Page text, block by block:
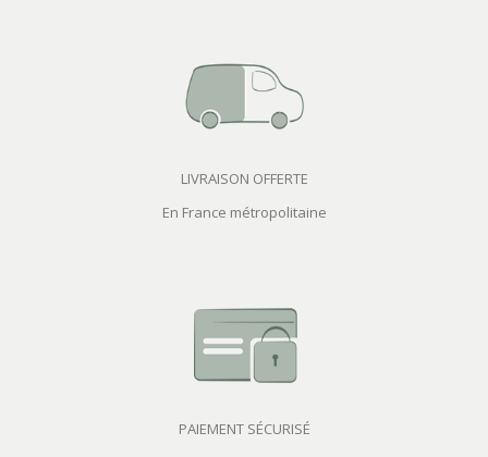
LIVRAISON OFFERTE
En France métropolitaine
PAIEMENT SÉCURISÉ